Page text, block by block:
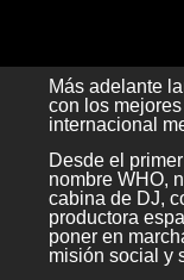
Más adelante
con los
internacional
Desde el
nombre WHO,
cabina de DJ,
productora
poner en
misión social y